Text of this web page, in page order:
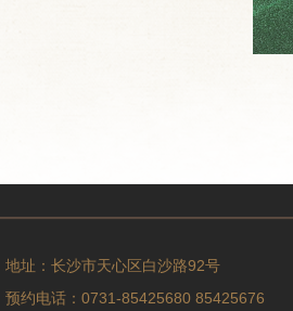
地址：长沙市天心区白沙路92号
预约电话：0731-85425680 85425676